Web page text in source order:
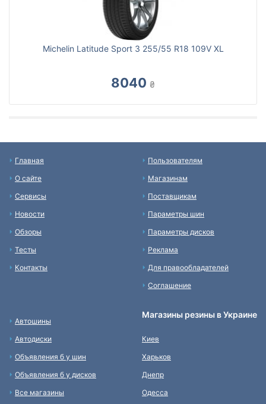
Michelin Latitude Sport 3 255/55 R18 109V XL
8040 ₴
Главная
О сайте
Сервисы
Новости
Обзоры
Тесты
Контакты
Пользователям
Магазинам
Поставщикам
Параметры шин
Параметры дисков
Реклама
Для правообладателей
Соглашение
Автошины
Автодиски
Объявления б у шин
Объявления б у дисков
Все магазины
Магазины резины в Украине
Киев
Харьков
Днепр
Одесса